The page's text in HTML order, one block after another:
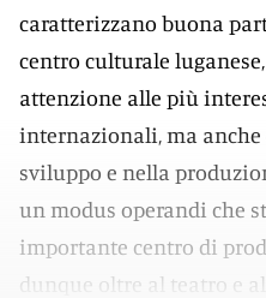
caratterizzano buona
centro culturale
attenzione alle più
internazionali, ma
sviluppo e nella
un modus operandi che
importante centro di
dunque oltre al teatro e